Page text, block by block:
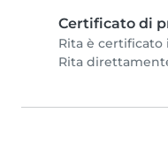
Certificato di
Rita è certificato
Rita